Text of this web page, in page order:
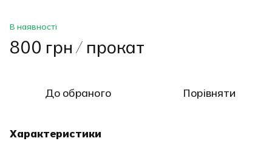
В наявності
800 грн / прокат
До обраного Порівняти
Характеристики